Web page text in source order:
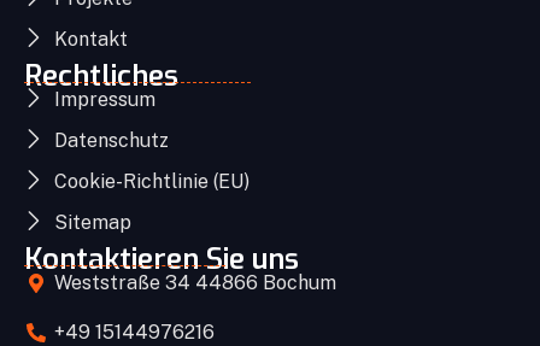
Kontakt
Rechtliches
Impressum
Datenschutz
Cookie-Richtlinie (EU)
Sitemap
Kontaktieren Sie uns
Weststraße 34 44866 Bochum
+49 15144976216